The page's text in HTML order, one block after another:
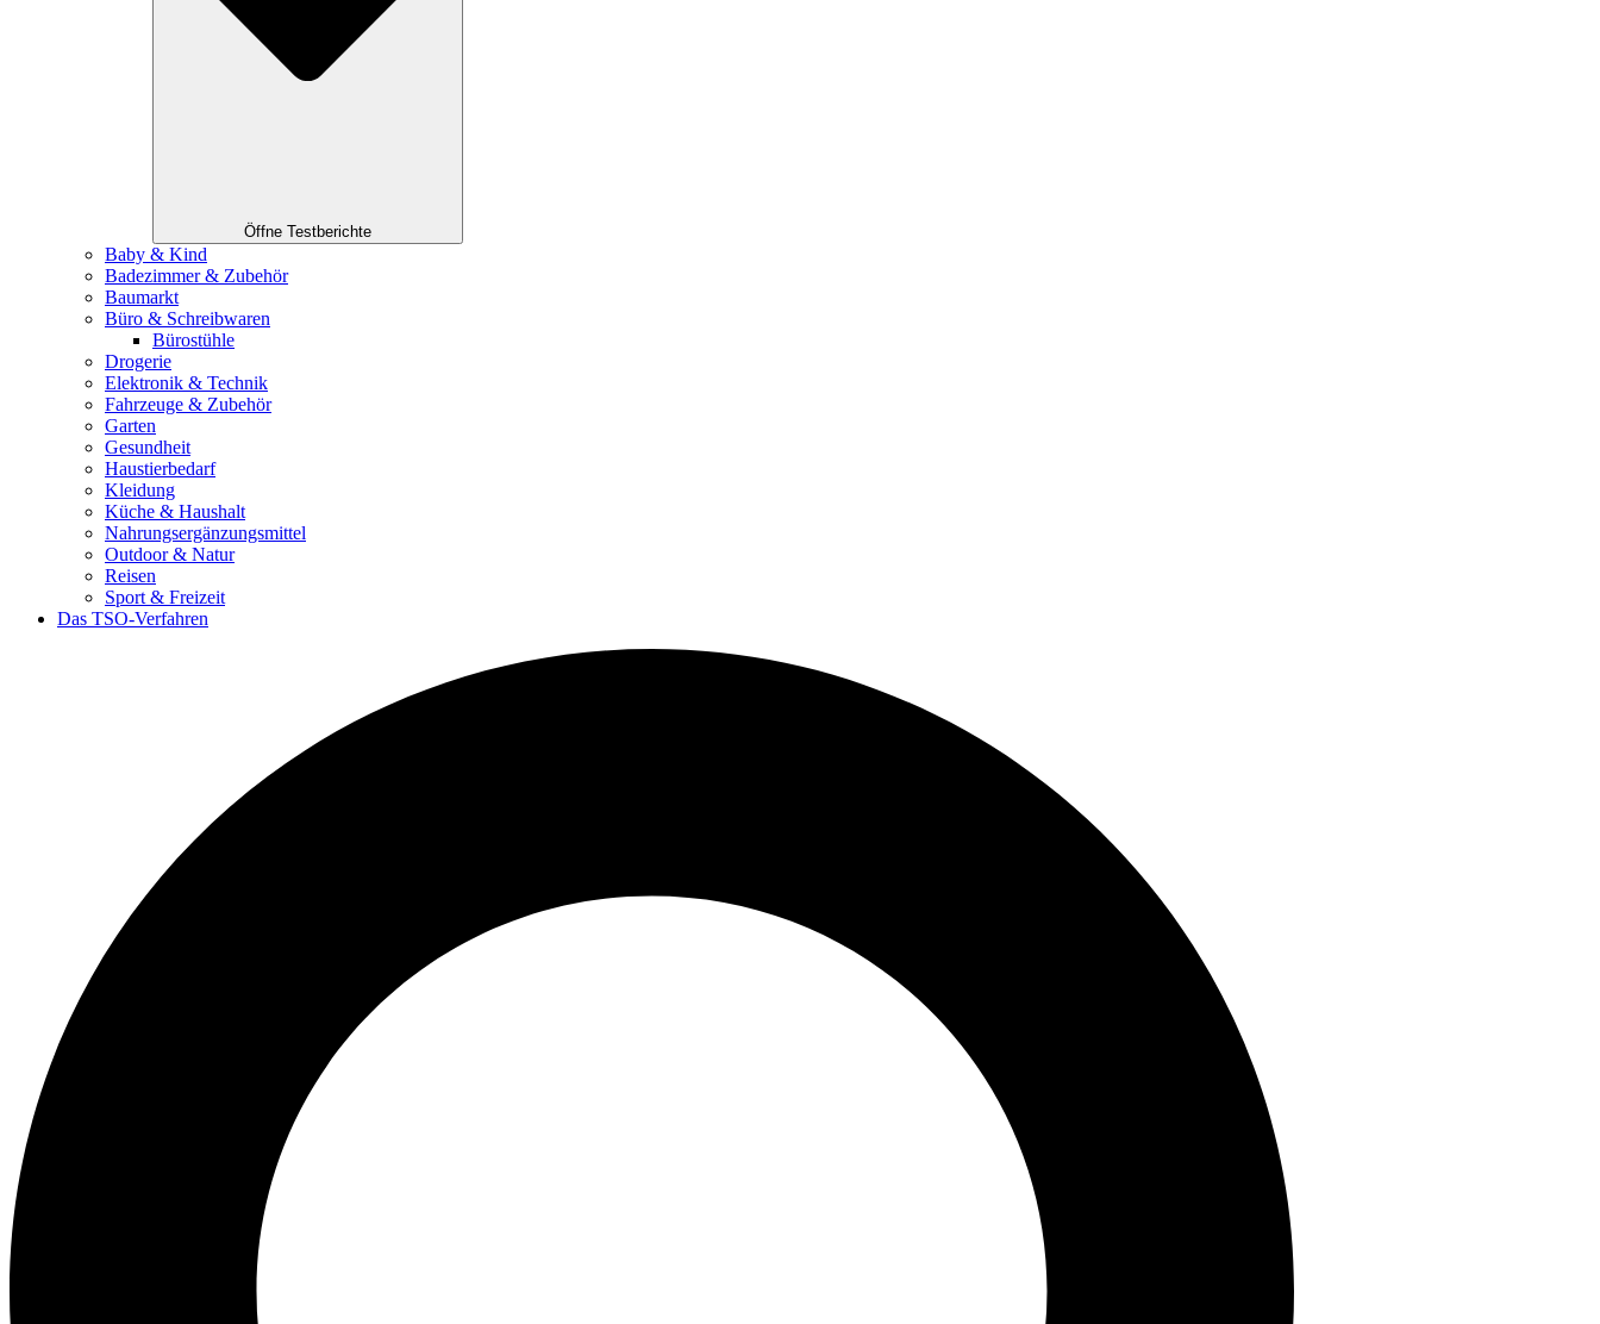
Öffne Testberichte
Baby & Kind
Badezimmer & Zubehör
Baumarkt
Büro & Schreibwaren
Bürostühle
Drogerie
Elektronik & Technik
Fahrzeuge & Zubehör
Garten
Gesundheit
Haustierbedarf
Kleidung
Küche & Haushalt
Nahrungsergänzungsmittel
Outdoor & Natur
Reisen
Sport & Freizeit
Das TSO-Verfahren